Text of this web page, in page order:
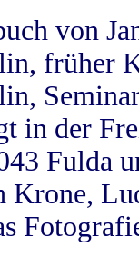
von
früher
in der
Fulda
Krone,